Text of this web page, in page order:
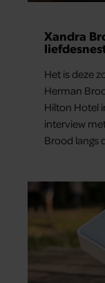
Xandra
Het is deze
Herman
Hilton Hotel
interview
Brood langs
aan
samen en